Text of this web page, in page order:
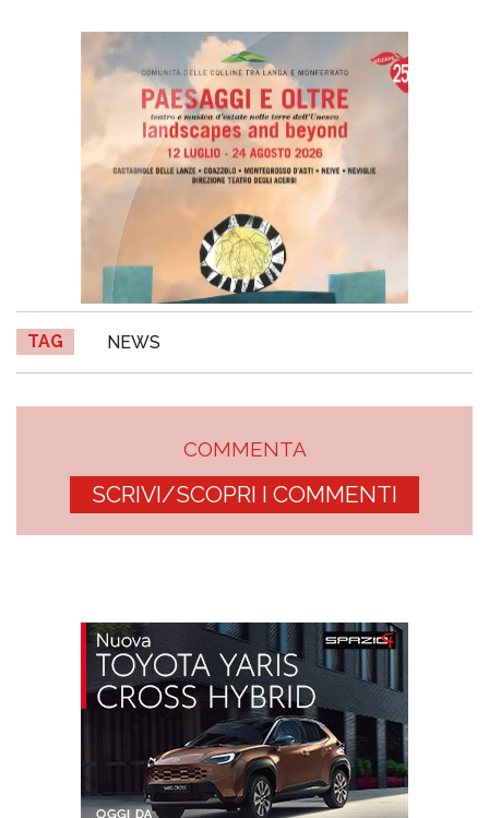
TAG NEWS
COMMENTA
SCRIVI/SCOPRI I COMMENTI